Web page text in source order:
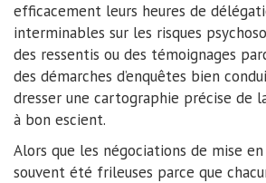
efficacement leurs heures de
interminables sur les risques
des ressentis ou des témoignages
des démarches d’enquêtes bien
dresser une cartographie précise de
à bon escient.
Alors que les négociations de mise
souvent été frileuses parce que